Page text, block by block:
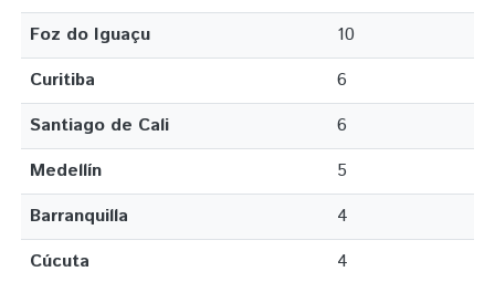
Foz do Iguaçu
10
Curitiba
6
Santiago de Cali
6
Medellín
5
Barranquilla
4
Cúcuta
4